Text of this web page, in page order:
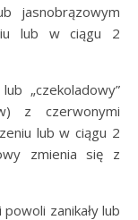
jasnobrązowym
lub w ciągu 2
„czekoladowy”
z czerwonymi
lub w ciągu 2
zmienia się z
zanikały lub